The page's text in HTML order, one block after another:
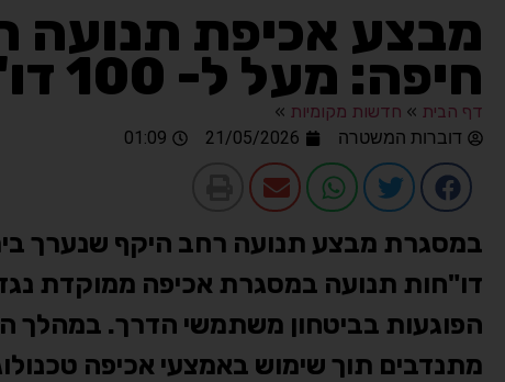
מבצע אכיפת תנועה
חיפה: מעל ל- 100 דו"חות חולקו לנהגים
דף הבית » חדשות מקומיות »
דוברות המשטרה
21/05/2026
01:09
דו"חות תנועה במסגרת אכיפה ממוקדת נגד
הפוגעות בביטחון משתמשי הדרך. במהלך
מתנדבים תוך שימוש באמצעי אכיפה